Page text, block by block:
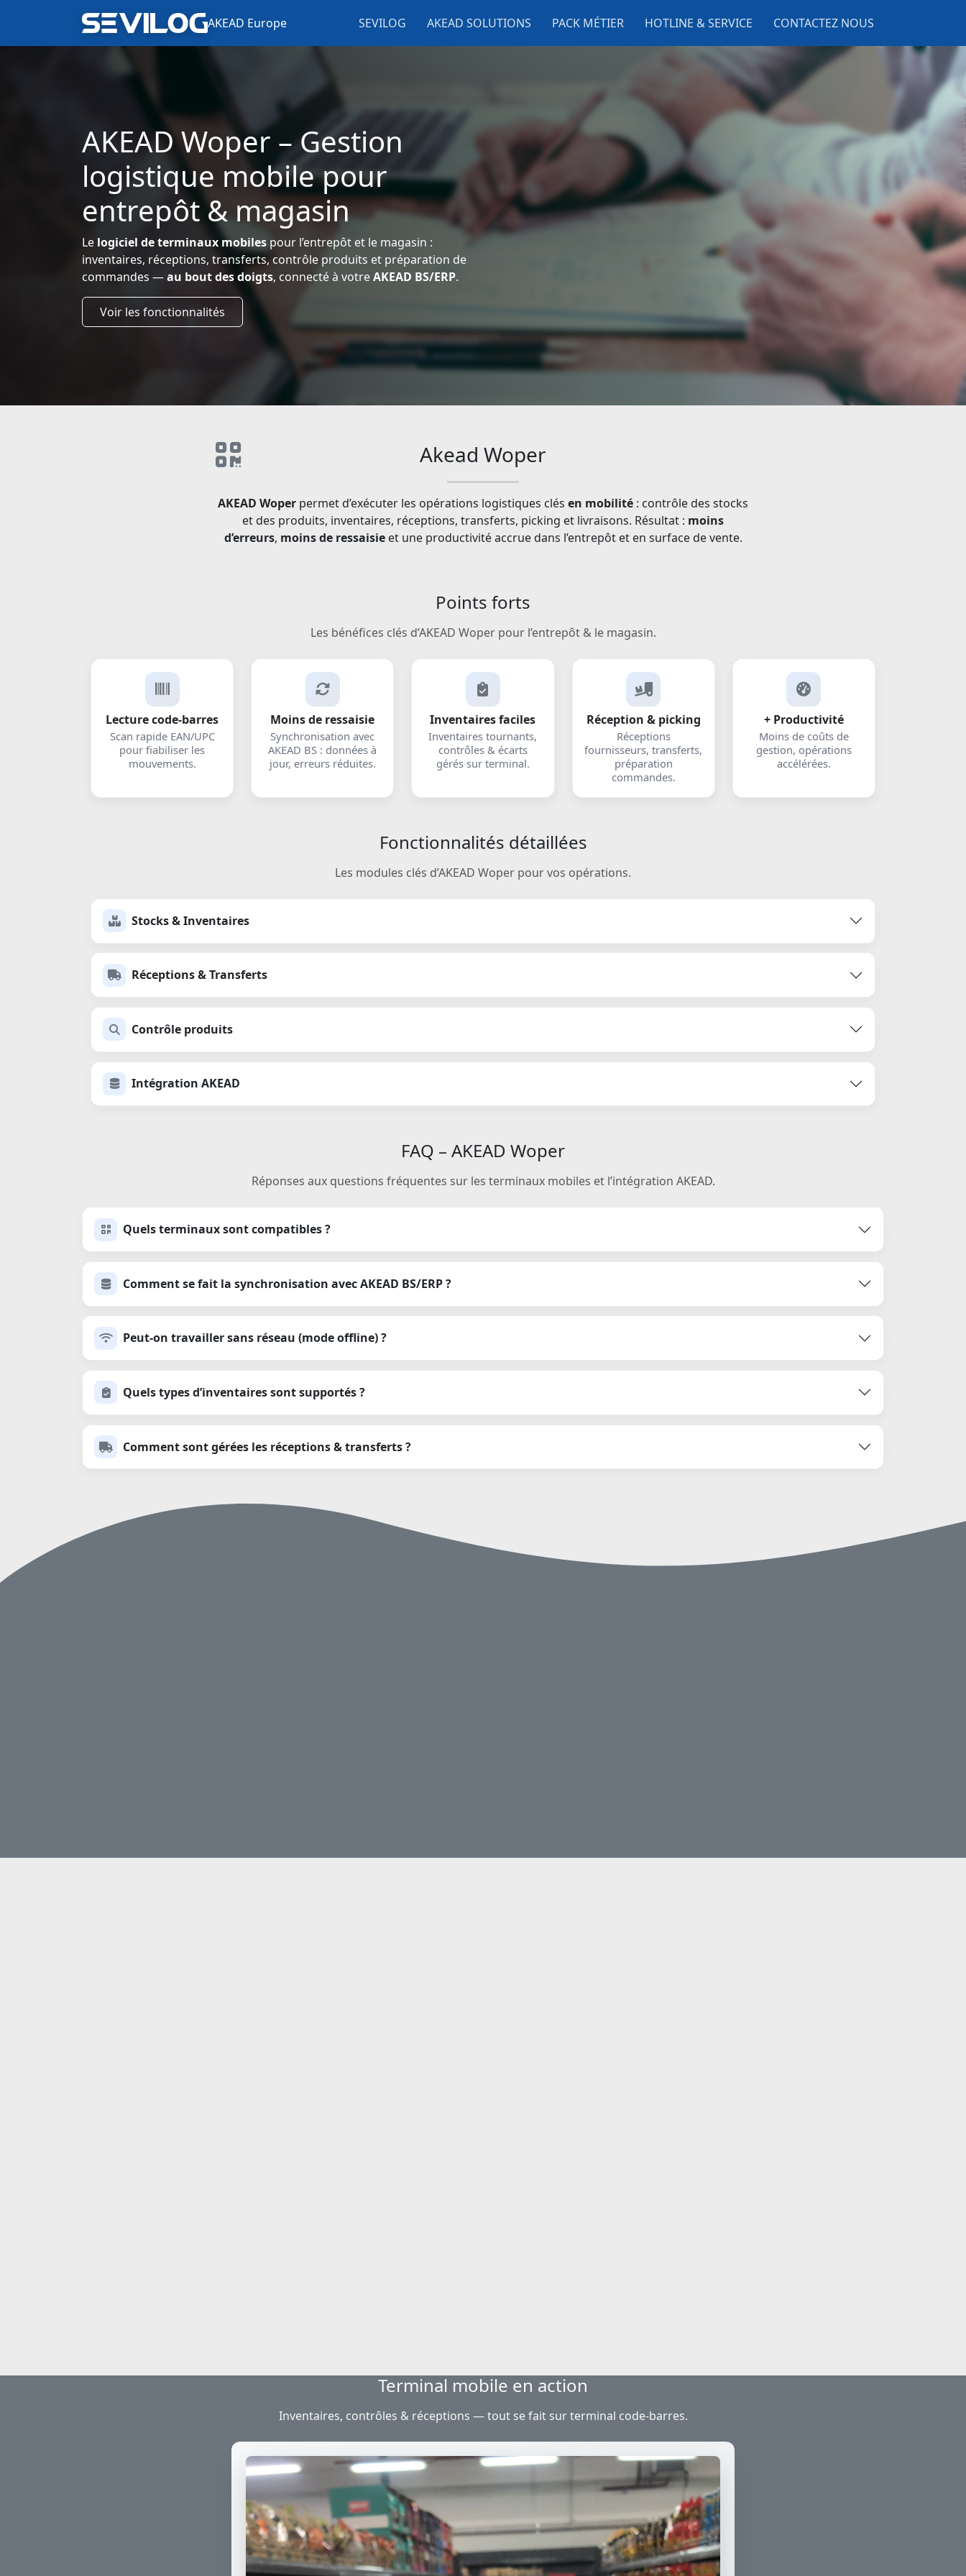
AKEAD Europe SEVILOG AKEAD SOLUTIONS PACK MÉTIER HOTLINE & SERVICE CONTACTEZ NOUS
AKEAD Woper – Gestion
logistique mobile pour
entrepôt & magasin
Le logiciel de terminaux mobiles pour l’entrepôt et le magasin :
inventaires, réceptions, transferts, contrôle produits et préparation de
commandes —au bout des doigts, connecté à votreAKEAD BS/ERP.
Voir les fonctionnalités
Akead Woper
AKEAD Woper permet d’exécuter les opérations logistiques clés en mobilité : contrôle des stocks
et des produits, inventaires, réceptions, transferts, picking et livraisons. Résultat : moins
d’erreurs, moins de ressaisieet une productivité accrue dans l’entrepôt et en surface de vente.
Points forts
Les bénéfices clés d’AKEAD Woper pour l’entrepôt & le magasin.
Lecture code-barres
Scan rapide EAN/UPC
pour fiabiliser les
mouvements.
Moins de ressaisie
Synchronisation avec
AKEAD BS : données à
jour, erreurs réduites.
Inventaires faciles
Inventaires tournants,
contrôles & écarts
gérés sur terminal.
Réception & picking
Réceptions
fournisseurs, transferts,
préparation
commandes.
+ Productivité
Moins de coûts de
gestion, opérations
accélérées.
Fonctionnalités détaillées
Les modules clés d’AKEAD Woper pour vos opérations.
Stocks & Inventaires
Réceptions & Transferts
Contrôle produits
Intégration AKEAD
FAQ – AKEAD Woper
Réponses aux questions fréquentes sur les terminaux mobiles et l’intégration AKEAD.
Quels terminaux sont compatibles ?
Comment se fait la synchronisation avec AKEAD BS/ERP ?
Peut-on travailler sans réseau (mode offline) ?
Quels types d’inventaires sont supportés ?
Comment sont gérées les réceptions & transferts ?
Terminal mobile en action
Inventaires, contrôles & réceptions — tout se fait sur terminal code-barres.